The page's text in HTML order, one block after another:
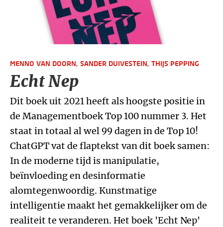
MENNO VAN DOORN, SANDER DUIVESTEIN, THIJS PEPPING
Echt Nep
Dit boek uit 2021 heeft als hoogste positie in
de Managementboek Top 100 nummer 3. Het
staat in totaal al wel 99 dagen in de Top 10!
ChatGPT vat de flaptekst van dit boek samen:
In de moderne tijd is manipulatie,
beïnvloeding en desinformatie
alomtegenwoordig. Kunstmatige
intelligentie maakt het gemakkelijker om de
realiteit te veranderen. Het boek 'Echt Nep'